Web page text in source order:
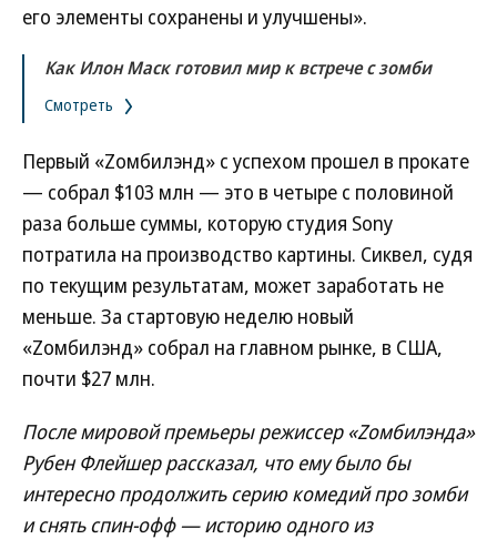
его элементы сохранены и улучшены».
Как Илон Маск готовил мир к встрече с зомби
Смотреть
Первый «Zомбилэнд» с успехом прошел в прокате
— собрал $103 млн — это в четыре с половиной
раза больше суммы, которую студия Sony
потратила на производство картины. Сиквел, судя
по текущим результатам, может заработать не
меньше. За стартовую неделю новый
«Zомбилэнд» собрал на главном рынке, в США,
почти $27 млн.
После мировой премьеры режиссер «Zомбилэнда»
Рубен Флейшер рассказал, что ему было бы
интересно продолжить серию комедий про зомби
и снять спин-офф — историю одного из